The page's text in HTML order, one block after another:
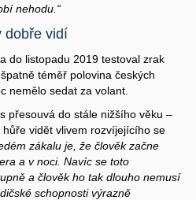
nehodu.“
dobře vidí
do listopadu 2019 testoval zrak
téměř polovina českých
nemělo sedat za volant.
přesouvá do stále nižšího věku –
vidět vlivem rozvíjejícího se
zákalu je, že člověk začne
a v noci. Navíc se toto
a člověk ho tak dlouho nemusí
schopnosti výrazně